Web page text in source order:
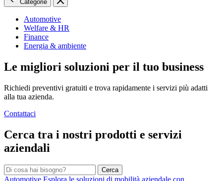
Categorie
Automotive
Welfare & HR
Finance
Energia & ambiente
Le migliori soluzioni per il tuo business
Richiedi preventivi gratuiti e trova rapidamente i servizi più adatti
alla tua azienda.
Contattaci
Cerca tra i nostri prodotti e servizi
aziendali
Cerca
Automotive Esplora le soluzioni di mobilità aziendale con